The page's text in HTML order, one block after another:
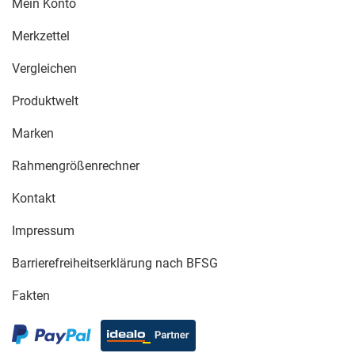
Mein Konto
Merkzettel
Vergleichen
Produktwelt
Marken
Rahmengrößenrechner
Kontakt
Impressum
Barrierefreiheitserklärung nach BFSG
Fakten